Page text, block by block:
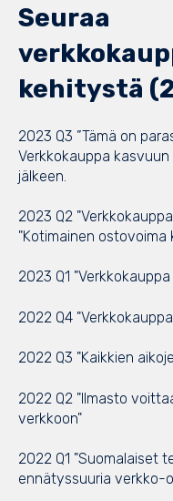
Seuraa
kehitystä
2023 Q3 ”Tämä on
Verkkokauppa
jälkeen.
2023 Q2
"Kotimainen ostovoima
2023 Q1
2022 Q4
2022 Q3 "Kaikkien
2022 Q2 "Ilmasto
verkkoon"
2022 Q1 "Suomalaiset
ennätyssuuria verkko-